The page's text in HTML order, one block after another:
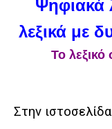
Ψηφιακά
λεξικά με
Το
Στην